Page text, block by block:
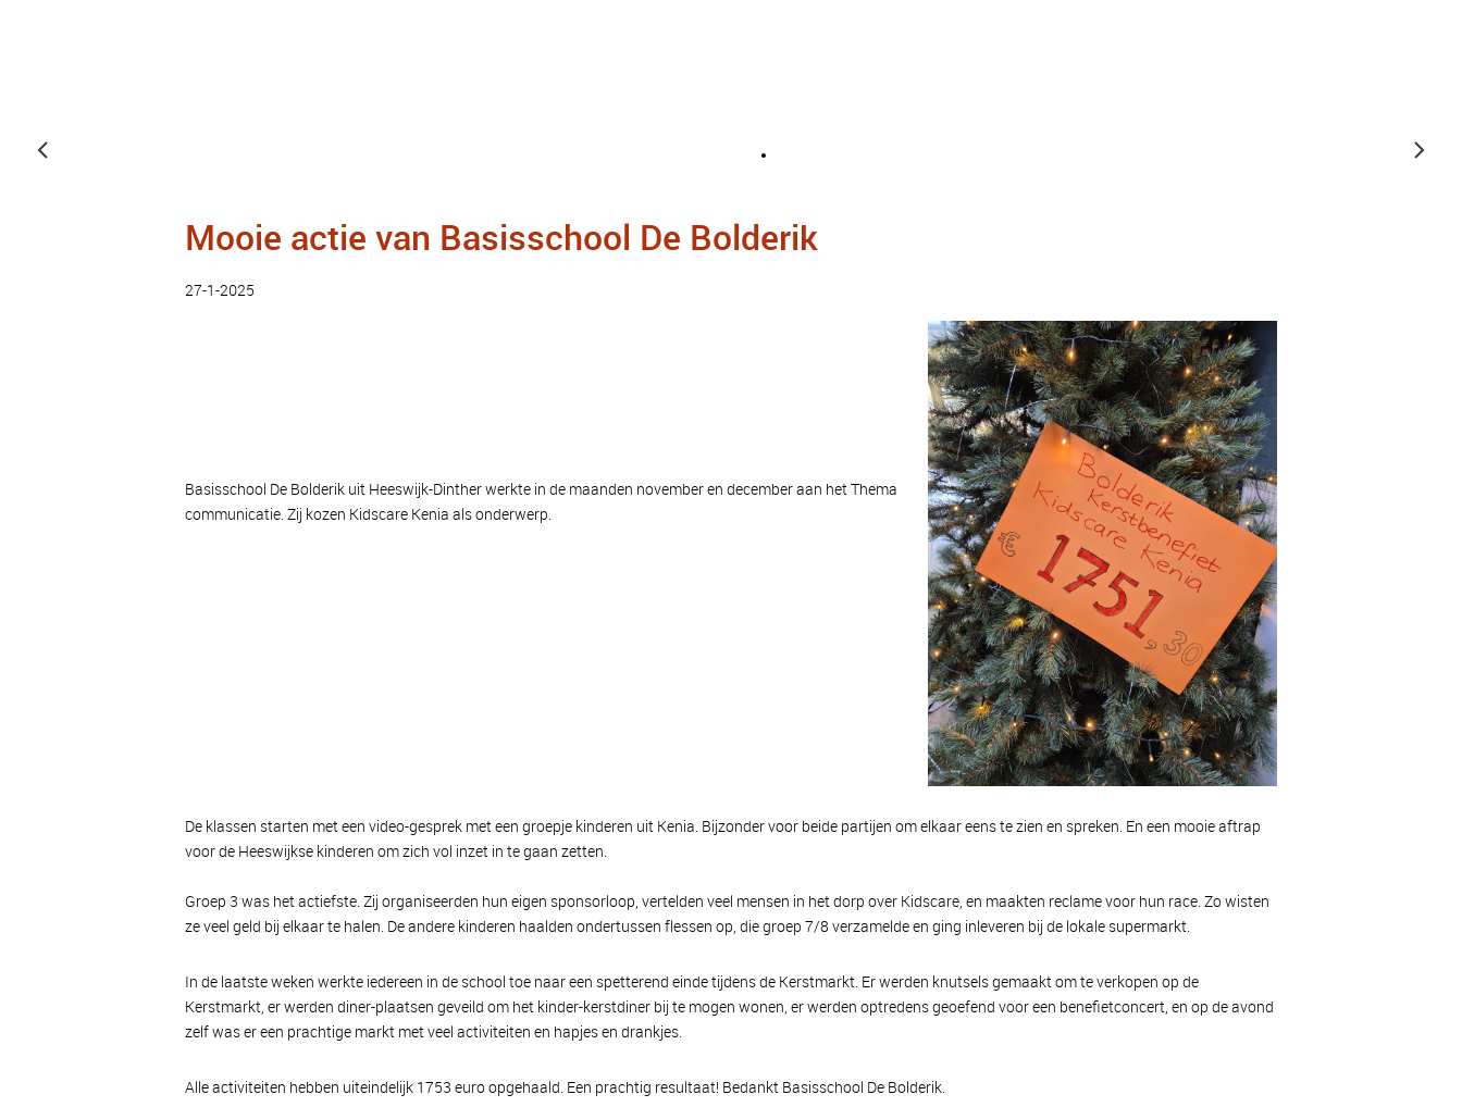
Mooie actie van Basisschool De Bolderik
27-1-2025
Basisschool De Bolderik uit Heeswijk-Dinther werkte in de maanden november en december aan het Thema
communicatie. Zij kozen Kidscare Kenia als onderwerp.
De klassen starten met een video-gesprek met een groepje kinderen uit Kenia. Bijzonder voor beide partijen om elkaar eens te zien en spreken. En een mooie aftrap
voor de Heeswijkse kinderen om zich vol inzet in te gaan zetten.
Groep 3 was het actiefste. Zij organiseerden hun eigen sponsorloop, vertelden veel mensen in het dorp over Kidscare, en maakten reclame voor hun race. Zo wisten
ze veel geld bij elkaar te halen. De andere kinderen haalden ondertussen flessen op, die groep 7/8 verzamelde en ging inleveren bij de lokale supermarkt.
In de laatste weken werkte iedereen in de school toe naar een spetterend einde tijdens de Kerstmarkt. Er werden knutsels gemaakt om te verkopen op de
Kerstmarkt, er werden diner-plaatsen geveild om het kinder-kerstdiner bij te mogen wonen, er werden optredens geoefend voor een benefietconcert, en op de avond
zelf was er een prachtige markt met veel activiteiten en hapjes en drankjes.
Alle activiteiten hebben uiteindelijk 1753 euro opgehaald. Een prachtig resultaat! Bedankt Basisschool De Bolderik.